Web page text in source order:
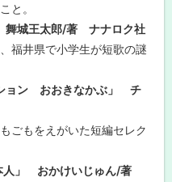
と。
舞城王太郎/著 ナナロク社
福井県で小学生が短歌の謎
ョン おおきなかぶ」 チ
ごもをえがいた短編セレク
人」 おかけいじゅん/著